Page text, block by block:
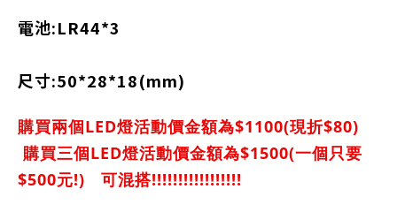
電池:LR44*3
尺寸:50*28*18(mm)
購買兩個LED燈活動價金額為$1100(現折$80)
購買三個LED燈活動價金額為$1500(一個只要
$500元!) 可混搭!!!!!!!!!!!!!!!!!